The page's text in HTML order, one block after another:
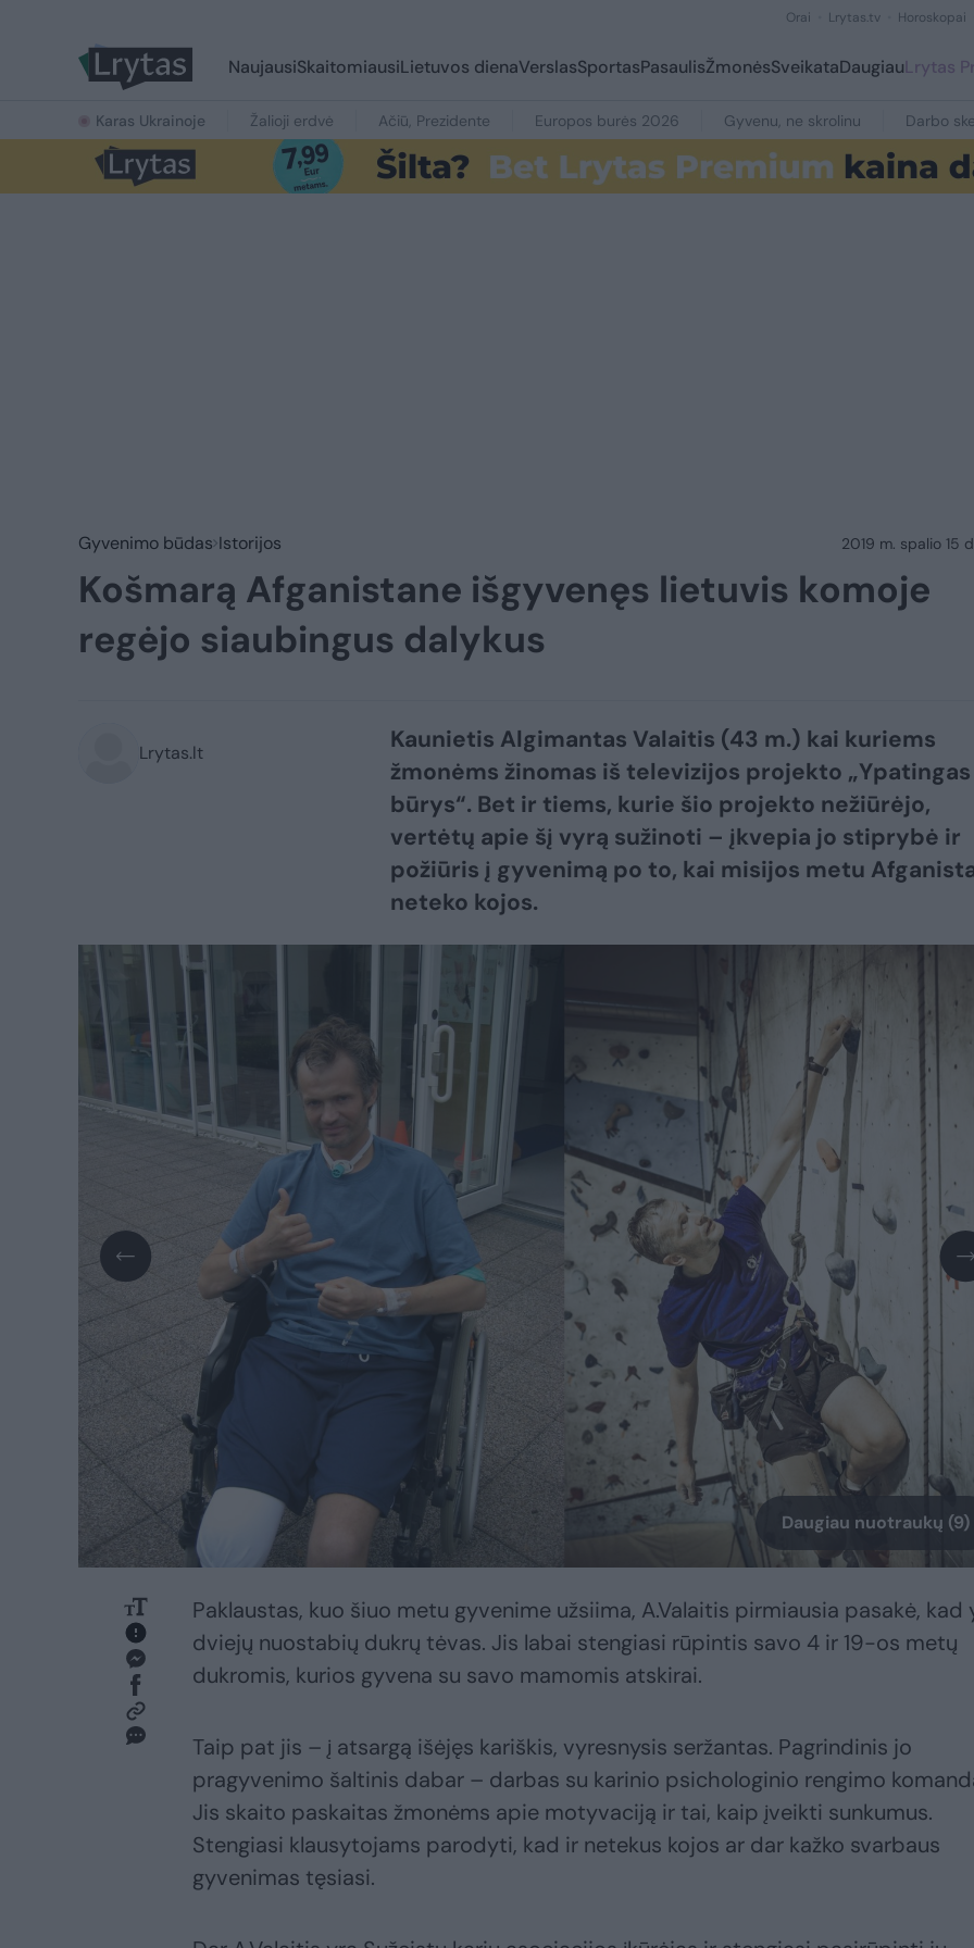
Orai Lrytas.tv Horoskopai
NaujausiSkaitomiausiLietuvos dienaVerslasSportasPasaulisŽmonėsSveikataDaugiauLrytas
Karas Ukrainoje Žalioji erdvė Ačiū, Prezidente Europos burės 2026 Gyvenu, ne skrolinu Darbo
Gyvenimo būdas Istorijos 2019 m. spalio 15
Košmarą Afganistane išgyvenęs lietuvis komoje
regėjo siaubingus dalykus
Lrytas.lt
Kaunietis Algimantas Valaitis (43 m.) kai kuriems
žmonėms žinomas iš televizijos projekto „Ypatingas
būrys“. Bet ir tiems, kurie šio projekto nežiūrėjo,
vertėtų apie šį vyrą sužinoti – įkvepia jo stiprybė ir
požiūris į gyvenimą po to, kai misijos metu
neteko kojos.
Daugiau nuotraukų (9)
Paklaustas, kuo šiuo metu gyvenime užsiima, A.Valaitis pirmiausia pasakė, kad
dviejų nuostabių dukrų tėvas. Jis labai stengiasi rūpintis savo 4 ir 19-os metų
dukromis, kurios gyvena su savo mamomis atskirai.
Taip pat jis – į atsargą išėjęs kariškis, vyresnysis seržantas. Pagrindinis jo
pragyvenimo šaltinis dabar – darbas su karinio psichologinio rengimo
Jis skaito paskaitas žmonėms apie motyvaciją ir tai, kaip įveikti sunkumus.
Stengiasi klausytojams parodyti, kad ir netekus kojos ar dar kažko svarbaus
gyvenimas tęsiasi.